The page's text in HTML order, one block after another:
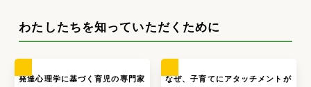
わたしたちを知っていただくために
発達心理学に基づく育児の専門家
なぜ、子育てにアタッチメントが